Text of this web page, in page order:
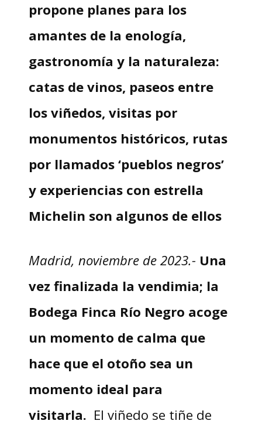
proponeplanes para los
amantes de la enología,
gastronomía y la naturaleza:
catas de vinos, paseos entre
los viñedos, visitas por
monumentos históricos, rutas
por llamados ‘pueblos negros’
y experiencias con estrella
Michelin son algunos de ellos
Madrid, noviembre de 2023.- Una
vez finalizada la vendimia; la
Bodega Finca Río Negro acoge
un momento de calma que
hace que el otoño sea un
momento ideal para
visitarla. El viñedo se tiñe de